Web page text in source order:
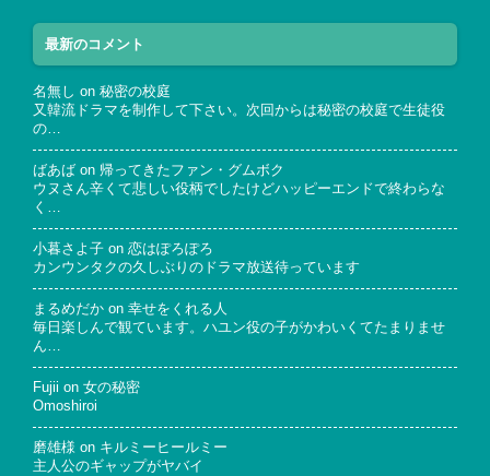
最新のコメント
名無し on 秘密の校庭
又韓流ドラマを制作して下さい。次回からは秘密の校庭で生徒役
の…
ばあば on 帰ってきたファン・グムボク
ウヌさん辛くて悲しい役柄でしたけどハッピーエンドで終わらな
く…
小暮さよ子 on 恋はぽろぽろ
カンウンタクの久しぶりのドラマ放送待っています
まるめだか on 幸せをくれる人
毎日楽しんで観ています。ハユン役の子がかわいくてたまりませ
ん…
Fujii on 女の秘密
Omoshiroi
磨雄様 on キルミーヒールミー
主人公のギャップがヤバイ